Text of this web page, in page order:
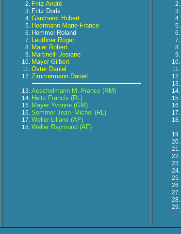
Fritz André
Fritz Doris
Gautherot Hubert
Hoermann Marie-France
Hommel Roland
Leuthner Roger
Maier Robert
Martinelli Josiane
Mayer Gilbert
Oster Daniel
Zimmermann Daniel
Aeschelmann M.-France (RM)
Heitz Francis (RL)
Mayer Yvonne (GM)
Sommer Jean–Michel (RL)
Weller Liliane (AF)
Weller Raymond (AF)